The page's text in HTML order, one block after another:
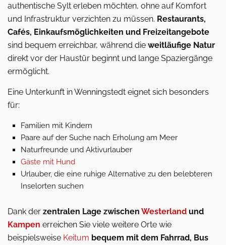
authentische Sylt erleben möchten, ohne auf Komfort
und Infrastruktur verzichten zu müssen. Restaurants,
Cafés, Einkaufsmöglichkeiten und Freizeitangebote
sind bequem erreichbar, während die weitläufige Natur
direkt vor der Haustür beginnt und lange Spaziergänge
ermöglicht.
Eine Unterkunft in Wenningstedt eignet sich besonders
für:
Familien mit Kindern
Paare auf der Suche nach Erholung am Meer
Naturfreunde und Aktivurlauber
Gäste mit Hund
Urlauber, die eine ruhige Alternative zu den belebteren
Inselorten suchen
Dank der zentralen Lage zwischen Westerland und
Kampen erreichen Sie viele weitere Orte wie
beispielsweise Keitum bequem mit dem Fahrrad, Bus